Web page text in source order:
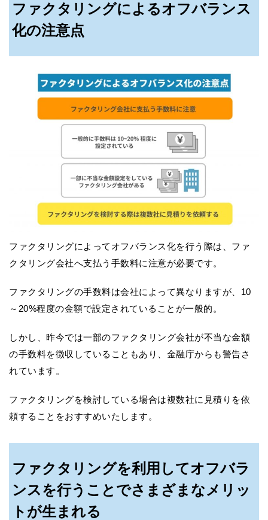
ファクタリングによるオフバランス
化の注意点
ファクタリングによってオフバランス化を行う際は、ファ
クタリング会社へ支払う手数料に注意が必要です。
ファクタリングの手数料は会社によって異なりますが、10
～20%程度の金額で設定されていることが一般的。
しかし、昨今では一部のファクタリング会社が不当な金額
の手数料を徴収していることもあり、金融庁からも警告さ
れています。
ファクタリングを検討している場合は複数社に見積りを依
頼することをおすすめいたします。
ファクタリングを利用してオフバラ
ンスを行うことでさまざまなメリッ
トが生まれる